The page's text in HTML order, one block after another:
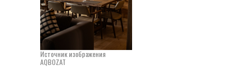
Источник изображения
AQBOZAT